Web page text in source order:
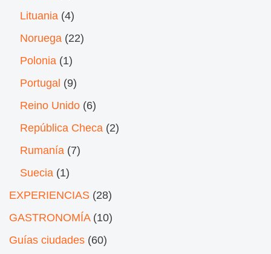
Lituania (4)
Noruega (22)
Polonia (1)
Portugal (9)
Reino Unido (6)
República Checa (2)
Rumanía (7)
Suecia (1)
EXPERIENCIAS (28)
GASTRONOMÍA(10)
Guías ciudades (60)